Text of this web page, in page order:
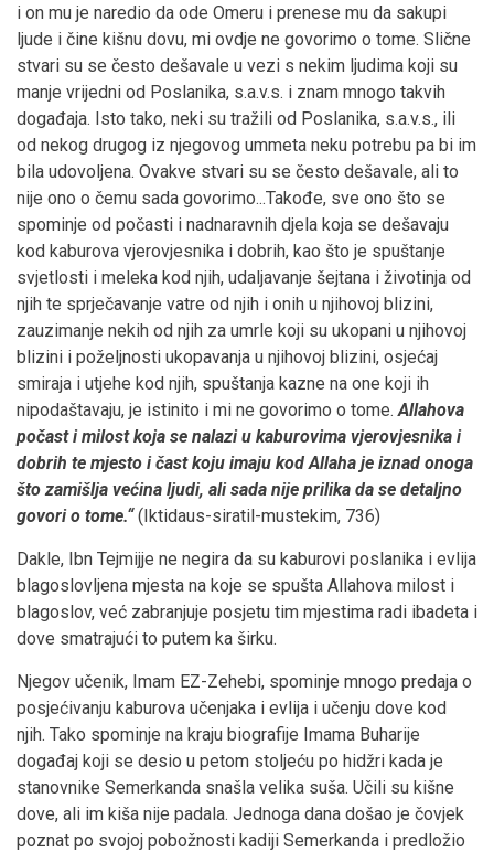
i on mu je naredio da ode Omeru i prenese mu da sakupi
ljude i čine kišnu dovu, mi ovdje ne govorimo o tome. Slične
stvari su se često dešavale u vezi s nekim ljudima koji su
manje vrijedni od Poslanika, s.a.v.s. i znam mnogo takvih
događaja. Isto tako, neki su tražili od Poslanika, s.a.v.s., ili
od nekog drugog iz njegovog ummeta neku potrebu pa bi im
bila udovoljena. Ovakve stvari su se često dešavale, ali to
nije ono o čemu sada govorimo...Takođe, sve ono što se
spominje od počasti i nadnaravnih djela koja se dešavaju
kod kaburova vjerovjesnika i dobrih, kao što je spuštanje
svjetlosti i meleka kod njih, udaljavanje šejtana i životinja od
njih te sprječavanje vatre od njih i onih u njihovoj blizini,
zauzimanje nekih od njih za umrle koji su ukopani u njihovoj
blizini i poželjnosti ukopavanja u njihovoj blizini, osjećaj
smiraja i utjehe kod njih, spuštanja kazne na one koji ih
nipodaštavaju, je istinito i mi ne govorimo o tome. Allahova
počast i milost koja se nalazi u kaburovima vjerovjesnika i
dobrih te mjesto i čast koju imaju kod Allaha je iznad onoga
što zamišlja većina ljudi, ali sada nije prilika da se detaljno
govori o tome.“(Iktidaus-siratil-mustekim, 736)
Dakle, Ibn Tejmijje ne negira da su kaburovi poslanika i evlija
blagoslovljena mjesta na koje se spušta Allahova milost i
blagoslov, već zabranjuje posjetu tim mjestima radi ibadeta i
dove smatrajući to putem ka širku.
Njegov učenik, Imam EZ-Zehebi, spominje mnogo predaja o
posjećivanju kaburova učenjaka i evlija i učenju dove kod
njih. Tako spominje na kraju biografije Imama Buharije
događaj koji se desio u petom stoljeću po hidžri kada je
stanovnike Semerkanda snašla velika suša. Učili su kišne
dove, ali im kiša nije padala. Jednoga dana došao je čovjek
poznat po svojoj pobožnosti kadiji Semerkanda i predložio